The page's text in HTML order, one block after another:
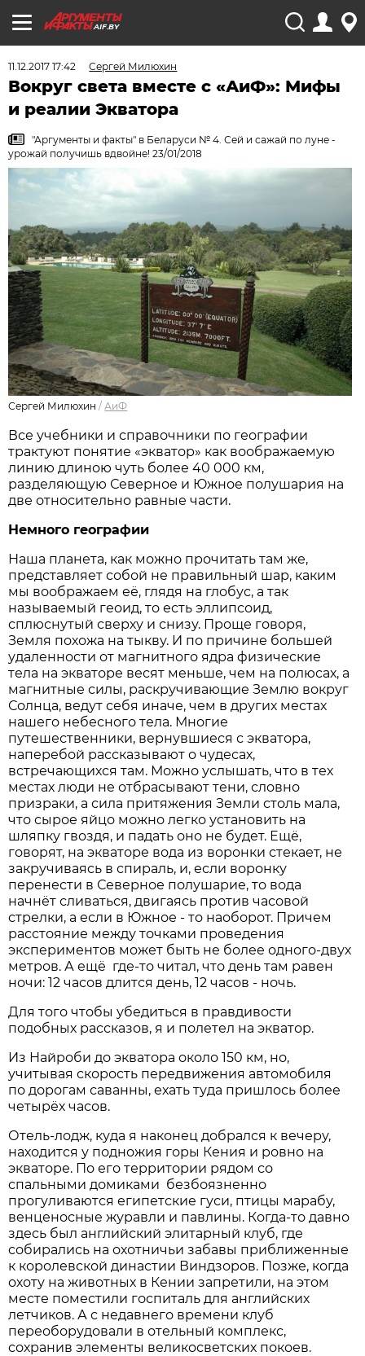
AIF.BY
11.12.2017 17:42 Сергей Милюхин
Вокруг света вместе с «АиФ»: Мифы
и реалии Экватора
"Аргументы и факты" в Беларуси № 4. Сей и сажай по луне -
урожай получишь вдвойне! 23/01/2018
Сергей Милюхин / АиФ
Все учебники и справочники по географии
трактуют понятие «экватор» как воображаемую
линию длиною чуть более 40 000 км,
разделяющую Северное и Южное полушария на
две относительно равные части.
Немного географии
Наша планета, как можно прочитать там же,
представляет собой не правильный шар, каким
мы воображаем её, глядя на глобус, а так
называемый геоид, то есть эллипсоид,
сплюснутый сверху и снизу. Проще говоря,
Земля похожа на тыкву. И по причине большей
удаленности от магнитного ядра физические
тела на экваторе весят меньше, чем на полюсах, а
магнитные силы, раскручивающие Землю вокруг
Солнца, ведут себя иначе, чем в других местах
нашего небесного тела. Многие
путешественники, вернувшиеся с экватора,
наперебой рассказывают о чудесах,
встречающихся там. Можно услышать, что в тех
местах люди не отбрасывают тени, словно
призраки, а сила притяжения Земли столь мала,
что сырое яйцо можно легко установить на
шляпку гвоздя, и падать оно не будет. Ещё,
говорят, на экваторе вода из воронки стекает, не
закручиваясь в спираль, и, если воронку
перенести в Северное полушарие, то вода
начнёт сливаться, двигаясь против часовой
стрелки, а если в Южное - то наоборот. Причем
расстояние между точками проведения
экспериментов может быть не более одного-двух
метров. А ещё где-то читал, что день там равен
ночи: 12 часов длится день, 12 часов - ночь.
Для того чтобы убедиться в правдивости
подобных рассказов, я и полетел на экватор.
Из Найроби до экватора около 150 км, но,
учитывая скорость передвижения автомобиля
по дорогам саванны, ехать туда пришлось более
четырёх часов.
Отель-лодж, куда я наконец добрался к вечеру,
находится у подножия горы Кения и ровно на
экваторе. По его территории рядом со
спальными домиками безбоязненно
прогуливаются египетские гуси, птицы марабу,
венценосные журавли и павлины. Когда-то давно
здесь был английский элитарный клуб, где
собирались на охотничьи забавы приближенные
к королевской династии Виндзоров. Позже, когда
охоту на животных в Кении запретили, на этом
месте поместили госпиталь для английских
летчиков. А с недавнего времени клуб
переоборудовали в отельный комплекс,
сохранив элементы великосветских покоев.